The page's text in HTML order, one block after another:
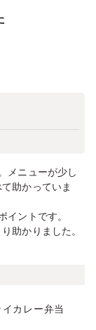
メニューが少し
助かっていま
イントです。
助かりました。
カレー弁当